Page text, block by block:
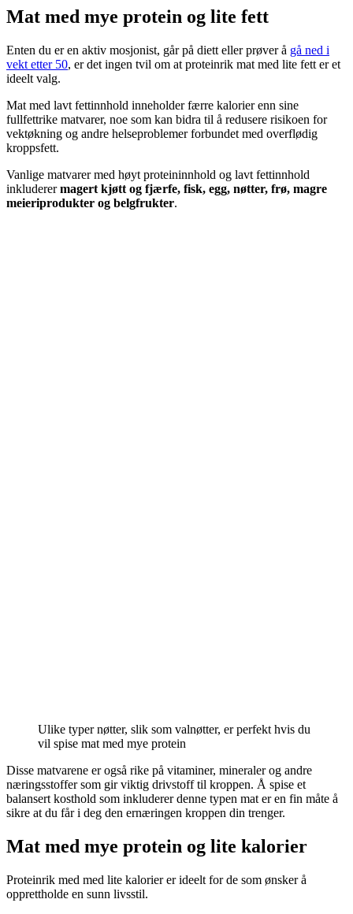
Mat med mye protein og lite fett
Enten du er en aktiv mosjonist, går på diett eller prøver å gå ned i
vekt etter 50, er det ingen tvil om at proteinrik mat med lite fett er et
ideelt valg.
Mat med lavt fettinnhold inneholder færre kalorier enn sine
fullfettrike matvarer, noe som kan bidra til å redusere risikoen for
vektøkning og andre helseproblemer forbundet med overflødig
kroppsfett.
Vanlige matvarer med høyt proteininnhold og lavt fettinnhold
inkluderermagert kjøtt og fjærfe, fisk, egg, nøtter, frø, magre
meieriprodukter og belgfrukter.
Ulike typer nøtter, slik som valnøtter, er perfekt hvis du
vil spise mat med mye protein
Disse matvarene er også rike på vitaminer, mineraler og andre
næringsstoffer som gir viktig drivstoff til kroppen. Å spise et
balansert kosthold som inkluderer denne typen mat er en fin måte å
sikre at du får i deg den ernæringen kroppen din trenger.
Mat med mye protein og lite kalorier
Proteinrik med med lite kalorier er ideelt for de som ønsker å
opprettholde en sunn livsstil.